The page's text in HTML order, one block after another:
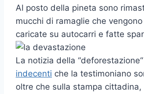
Al posto della pineta sono
mucchi di ramaglie che
caricate su autocarri e fatte
La notizia della
indecenti che la testimoniano
oltre che sulla stampa cittadina,